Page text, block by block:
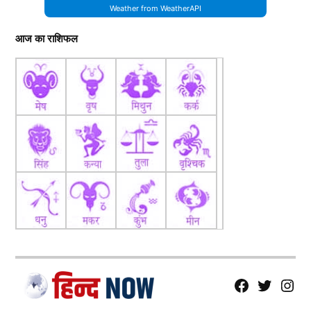
Weather from WeatherAPI
आज का राशिफल
fb Tw tw